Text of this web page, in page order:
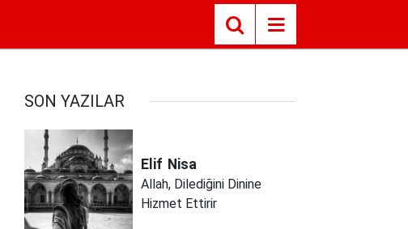
SON YAZILAR
Elif Nisa
Allah, Dilediğini Dinine
Hizmet Ettirir